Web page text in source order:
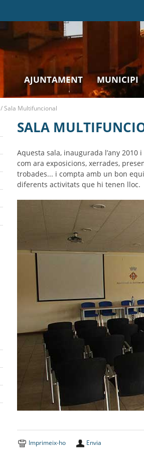
AJUNTAMENT MUNICIPI
/Sala Multifuncional
SALA
Aquesta sala, inaugurada l’any
com ara exposicions, xerrades,
trobades... i compta amb un bon
diferents activitats que hi tenen lloc.
Imprimeix-ho Envia